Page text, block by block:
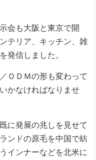
会も大阪と東京で開
テリア、キッチン、雑
発信しました。
ＯＤＭの形も変わって
かなければなりませ
に発展の兆しを見せて
ンドの原毛を中国で紡
インナーなどを北米に